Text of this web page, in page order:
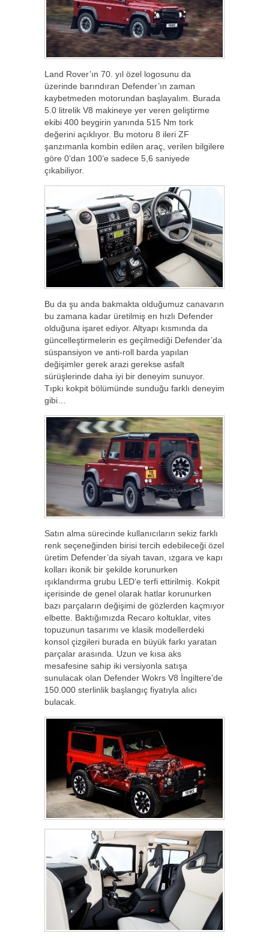
Land Rover’ın 70. yıl özel logosunu da
üzerinde barındıran Defender’ın zaman
kaybetmeden motorundan başlayalım. Burada
5.0 litrelik V8 makineye yer veren geliştirme
ekibi 400 beygirin yanında 515 Nm tork
değerini açıklıyor. Bu motoru 8 ileri ZF
şanzımanla kombin edilen araç, verilen bilgilere
göre 0’dan 100’e sadece 5,6 saniyede
çıkabiliyor.
Bu da şu anda bakmakta olduğumuz canavarın
bu zamana kadar üretilmiş en hızlı Defender
olduğuna işaret ediyor. Altyapı kısmında da
güncelleştirmelerin es geçilmediği Defender’da
süspansiyon ve anti-roll barda yapılan
değişimler gerek arazi gerekse asfalt
sürüşlerinde daha iyi bir deneyim sunuyor.
Tıpkı kokpit bölümünde sunduğu farklı deneyim
gibi…
Satın alma sürecinde kullanıcıların sekiz farklı
renk seçeneğinden birisi tercih edebileceği özel
üretim Defender’da siyah tavan, ızgara ve kapı
kolları ikonik bir şekilde korunurken
ışıklandırma grubu LED‘e terfi ettirilmiş. Kokpit
içerisinde de genel olarak hatlar korunurken
bazı parçaların değişimi de gözlerden kaçmıyor
elbette. Baktığımızda Recaro koltuklar, vites
topuzunun tasarımı ve klasik modellerdeki
konsol çizgileri burada en büyük farkı yaratan
parçalar arasında. Uzun ve kısa aks
mesafesine sahip iki versiyonla satışa
sunulacak olan Defender Wokrs V8 İngiltere’de
150.000 sterlinlik başlangıç fiyatıyla alıcı
bulacak.